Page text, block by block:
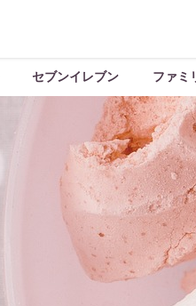
セブンイレブン ファミ